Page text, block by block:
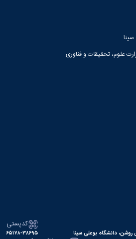
علوم، تحقیقات و فناوری
دانشگاه بوعلی سینا
کدپستی
۶۵۱۷۸-۳۸۶۹۵